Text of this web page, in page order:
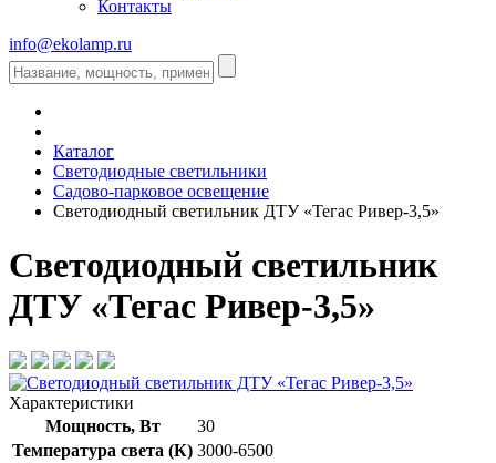
Контакты
info@ekolamp.ru
Каталог
Светодиодные светильники
Садово-парковое освещение
Светодиодный светильник ДТУ «Тегас Ривер-3,5»
Светодиодный светильник
ДТУ «Тегас Ривер-3,5»
Характеристики
Мощность, Вт
30
Температура света (К) 3000-6500